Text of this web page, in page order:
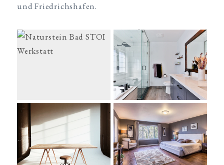
und Friedrichshafen.